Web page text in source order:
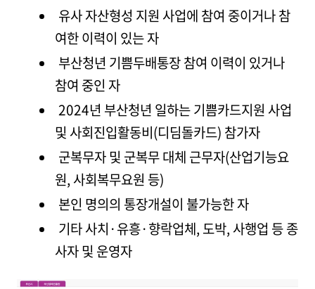
유사 자산형성 지원 사업에 참여 중이거나 참
여한 이력이 있는 자
부산청년 기쁨두배통장 참여 이력이 있거나
참여 중인 자
2024년 부산청년 일하는 기쁨카드지원 사업
및 사회진입활동비(디딤돌카드) 참가자
군복무자 및 군복무 대체 근무자(산업기능요
원, 사회복무요원 등)
본인 명의의 통장개설이 불가능한 자
기타 사치·유흥·향락업체, 도박, 사행업 등 종
사자 및 운영자